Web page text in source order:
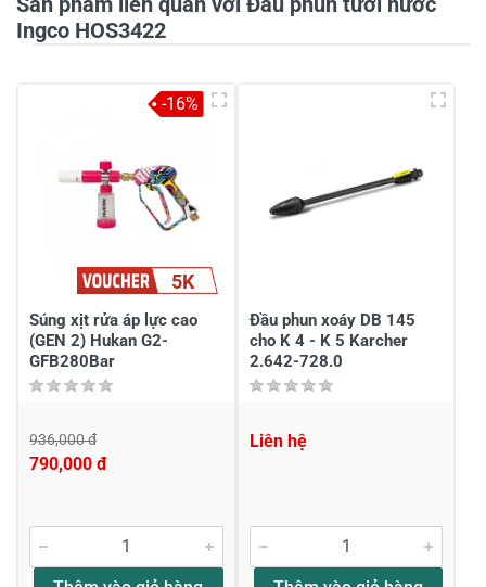
Tiêu đề của nhận xét *
Viết nhận xét của bạn vào bên dưới
Gửi nhận xét
Ingco HOS3422
5K
Súng xịt rửa áp lực cao
(GEN 2) Hukan G2-
GFB280Bar
936,000 đ
790,000 đ
-16%
Đầu phun xoáy DB 145
cho K 4 - K 5 Karcher
2.642-728.0
Liên hệ